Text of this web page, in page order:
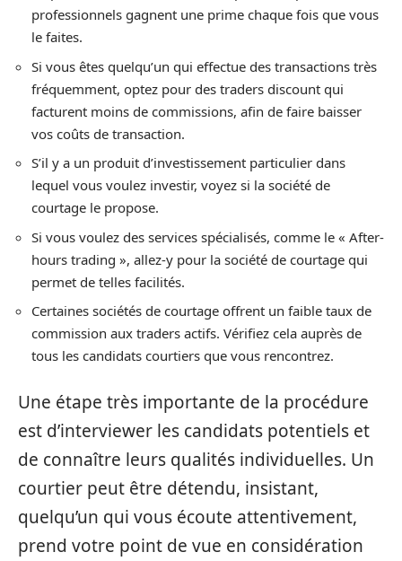
professionnels gagnent une prime chaque fois que vous
le faites.
Si vous êtes quelqu’un qui effectue des transactions très
fréquemment, optez pour des traders discount qui
facturent moins de commissions, afin de faire baisser
vos coûts de transaction.
S’il y a un produit d’investissement particulier dans
lequel vous voulez investir, voyez si la société de
courtage le propose.
Si vous voulez des services spécialisés, comme le « After-
hours trading », allez-y pour la société de courtage qui
permet de telles facilités.
Certaines sociétés de courtage offrent un faible taux de
commission aux traders actifs. Vérifiez cela auprès de
tous les candidats courtiers que vous rencontrez.
Une étape très importante de la procédure
est d’interviewer les candidats potentiels et
de connaître leurs qualités individuelles. Un
courtier peut être détendu, insistant,
quelqu’un qui vous écoute attentivement,
prend votre point de vue en considération